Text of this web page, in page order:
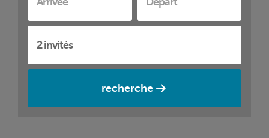
recherche